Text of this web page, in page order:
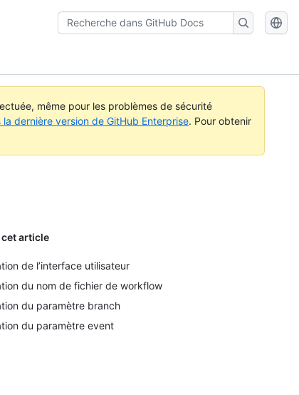
Recherche
dans
même pour les problèmes de sécurité
dernière version de GitHub Enterprise. Pour obtenir
cet article
de l’interface utilisateur
du nom de fichier de workflow
du paramètre branch
du paramètre event